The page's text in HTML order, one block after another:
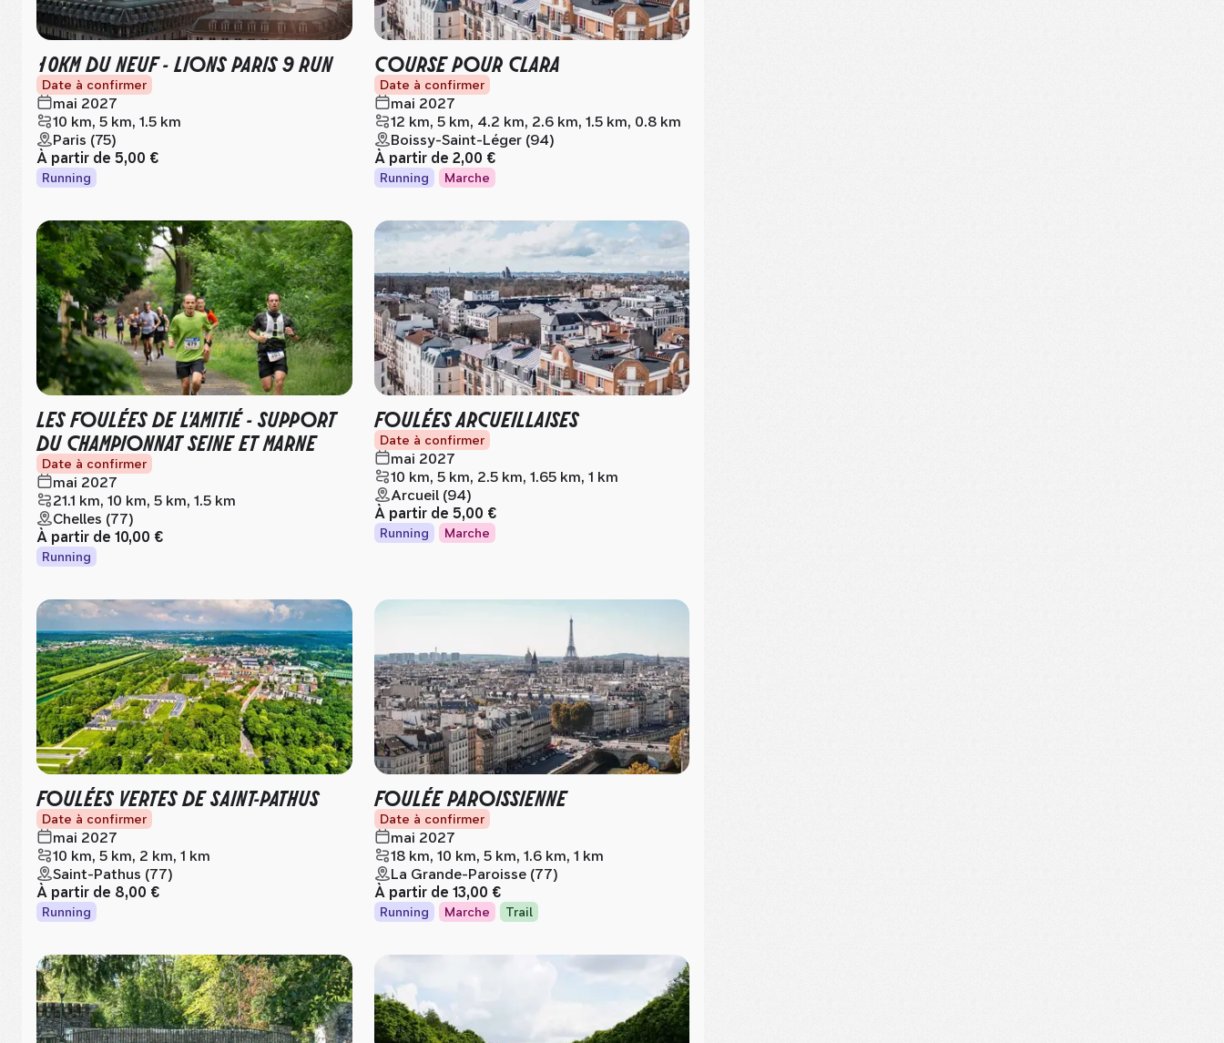
10KM DU NEUF - LIONS PARIS 9 RUN
Date à confirmer
mai 2027
10 km, 5 km, 1.5 km
Paris (75)
À partir de 5,00 €
Running
COURSE POUR CLARA
Date à confirmer
mai 2027
12 km, 5 km, 4.2 km, 2.6 km, 1.5 km, 0.8 km
Boissy-Saint-Léger (94)
À partir de 2,00 €
Running Marche
LES FOULÉES DE L'AMITIÉ - SUPPORT
DU CHAMPIONNAT SEINE ET MARNE
Date à confirmer
mai 2027
21.1 km, 10 km, 5 km, 1.5 km
Chelles (77)
À partir de 10,00 €
Running
FOULÉES ARCUEILLAISES
Date à confirmer
mai 2027
10 km, 5 km, 2.5 km, 1.65 km, 1 km
Arcueil (94)
À partir de 5,00 €
Running Marche
FOULÉES VERTES DE SAINT-PATHUS
Date à confirmer
mai 2027
10 km, 5 km, 2 km, 1 km
Saint-Pathus (77)
À partir de 8,00 €
Running
FOULÉE PAROISSIENNE
Date à confirmer
mai 2027
18 km, 10 km, 5 km, 1.6 km, 1 km
La Grande-Paroisse (77)
À partir de 13,00 €
Running Marche Trail